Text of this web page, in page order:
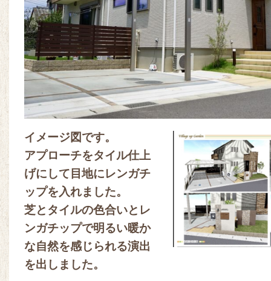
イメージ図です。
アプローチをタイル仕上
げにして目地にレンガチ
ップを入れました。
芝とタイルの色合いとレ
ンガチップで明るい暖か
な自然を感じられる演出
を出しました。